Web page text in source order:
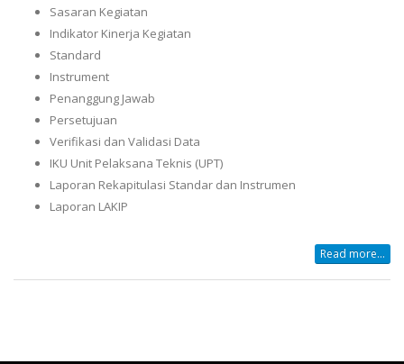
Sasaran Kegiatan
Indikator Kinerja Kegiatan
Standard
Instrument
Penanggung Jawab
Persetujuan
Verifikasi dan Validasi Data
IKU Unit Pelaksana Teknis (UPT)
Laporan Rekapitulasi Standar dan Instrumen
Laporan LAKIP
Read more...